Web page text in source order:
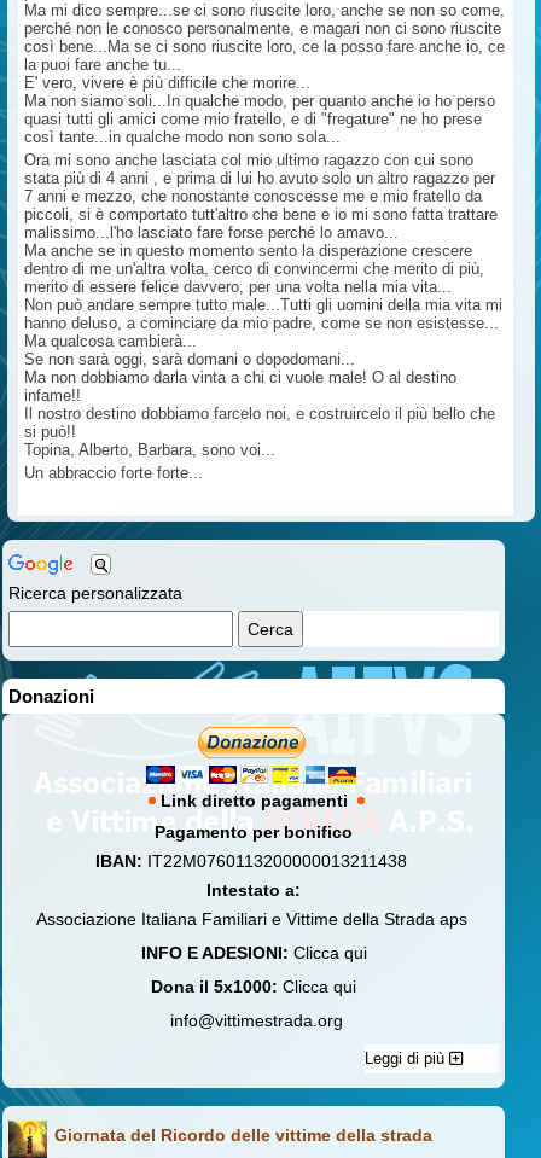
Ricerca personalizzata
Donazioni
Link diretto pagamenti
Pagamento per bonifico
IBAN: IT22M0760113200000013211438
Intestato a:
Associazione Italiana Familiari e Vittime della Strada aps
INFO E ADESIONI: Clicca qui
Dona il 5x1000: Clicca qui
info@vittimestrada.org
Leggi di più
Giornata del Ricordo delle vittime della strada
Ma mi dico sempre...se ci sono riuscite loro, anche se non so come,
perché non le conosco personalmente, e magari non ci sono riuscite
così bene...Ma se ci sono riuscite loro, ce la posso fare anche io, ce
la puoi fare anche tu...
E' vero, vivere è più difficile che morire...
Ma non siamo soli...In qualche modo, per quanto anche io ho perso
quasi tutti gli amici come mio fratello, e di "fregature" ne ho prese
così tante...in qualche modo non sono sola...
Ora mi sono anche lasciata col mio ultimo ragazzo con cui sono
stata più di 4 anni , e prima di lui ho avuto solo un altro ragazzo per
7 anni e mezzo, che nonostante conoscesse me e mio fratello da
piccoli, si è comportato tutt'altro che bene e io mi sono fatta trattare
malissimo...l'ho lasciato fare forse perché lo amavo...
Ma anche se in questo momento sento la disperazione crescere
dentro di me un'altra volta, cerco di convincermi che merito di più,
merito di essere felice davvero, per una volta nella mia vita...
Non può andare sempre tutto male...Tutti gli uomini della mia vita mi
hanno deluso, a cominciare da mio padre, come se non esistesse...
Ma qualcosa cambierà...
Se non sarà oggi, sarà domani o dopodomani...
Ma non dobbiamo darla vinta a chi ci vuole male! O al destino
infame!!
Il nostro destino dobbiamo farcelo noi, e costruircelo il più bello che
si può!!
Topina, Alberto, Barbara, sono voi...
Un abbraccio forte forte...